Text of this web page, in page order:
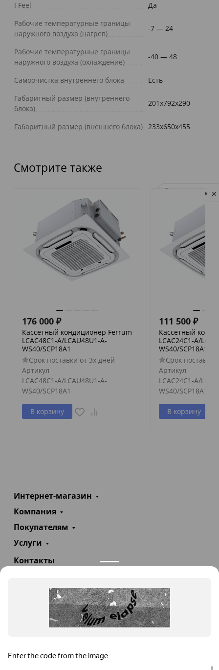
I Feel
Да
Рабочие температурные границы
наружного воздуха (нагрев)
-7 — 24
Рабочие температурные границы
наружного воздуха (охлаждение)
-40 — 48
Самоочистка внутреннего блока
Есть
Габаритный размер (внутреннего
блока)
201x792x290
Габаритный размер (внешнего блока) 233x650x455
Смотрите также
176 000 ₽
Кассетный кондиционер Ferrum
LCAC48C1-A/LCAU48U1-A-
WS40/SCP18A1
Срок поставки от 3х дней
Артикул
LCAC48C1-A/LCAU48U1-A-
WS40/SCP18A1
В корзину
111 500 ₽
Кассетный
LCAC24C1-A/
WS40/SCP18A1
Срок поставки
Артикул
LCAC24C1-A/
WS40/SCP18A1
В корзину
Интернет-магазин
Компания
Покупателям
Услуги
Контакты
info@teploexpert.com
Пн—Сб 09:00 – 18:00
TeploExpert.com © 2008 - 2026 Оборудование для
Privacy notice